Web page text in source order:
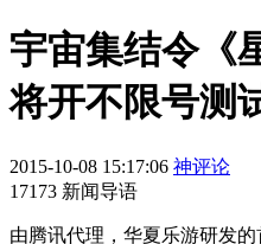
宇宙集结令《
将开不限号测
2015-10-08 15:17:06 神评论
17173 新闻导语
由腾讯代理，华夏乐游研发